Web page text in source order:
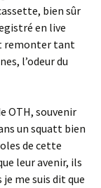
bien sûr
en live
remonter tant
l’odeur du
OTH, souvenir
un squatt bien
de cette
leur avenir, ils
me suis dit que